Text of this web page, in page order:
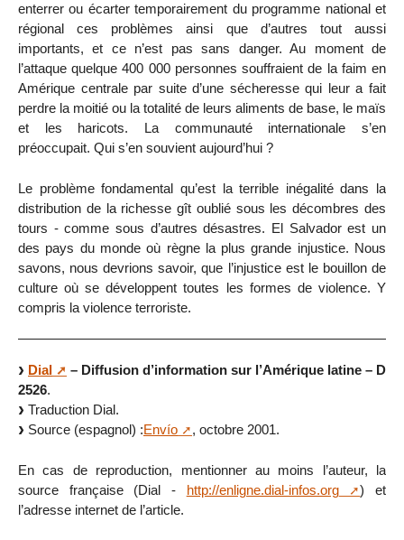
enterrer ou écarter temporairement du programme national et
régional ces problèmes ainsi que d’autres tout aussi
importants, et ce n’est pas sans danger. Au moment de
l’attaque quelque 400 000 personnes souffraient de la faim en
Amérique centrale par suite d’une sécheresse qui leur a fait
perdre la moitié ou la totalité de leurs aliments de base, le maïs
et les haricots. La communauté internationale s’en
préoccupait. Qui s’en souvient aujourd’hui ?
Le problème fondamental qu’est la terrible inégalité dans la
distribution de la richesse gît oublié sous les décombres des
tours - comme sous d’autres désastres. El Salvador est un
des pays du monde où règne la plus grande injustice. Nous
savons, nous devrions savoir, que l’injustice est le bouillon de
culture où se développent toutes les formes de violence. Y
compris la violence terroriste.
Dial
– Diffusion d’information sur l’Amérique latine – D
2526.
Traduction Dial.
Source (espagnol) :Envío , octobre 2001.
En cas de reproduction, mentionner au moins l’auteur, la
source française (Dial - http://enligne.dial-infos.org
) et
l’adresse internet de l’article.